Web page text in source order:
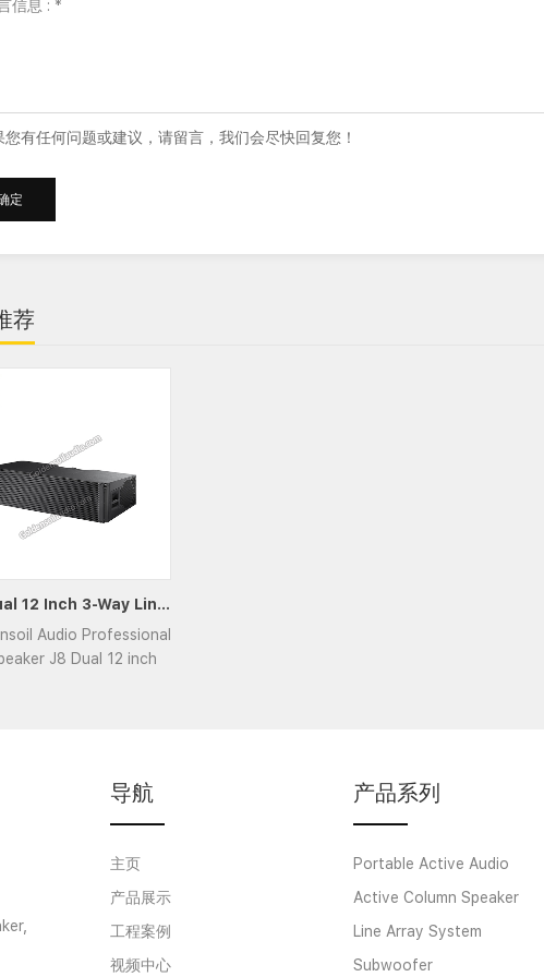
您有任何问题或建议，请留言，我们会尽快回复您！
荐
J8 Dual 12 Inch 3-Way Line Array Speak Loudspeake
Audio Professional
J8 Dual 12 inch
导航
主页
产品展示
工程案例
视频中心
产品系列
Portable Active Audio
Active Column Speaker
Line Array System
Subwoofer